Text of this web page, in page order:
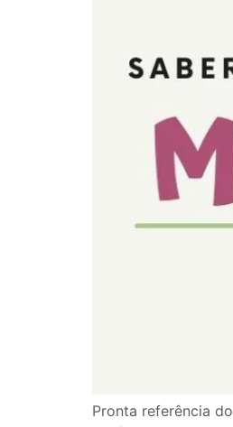
Pronta referência